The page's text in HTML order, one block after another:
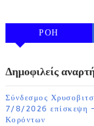
ΡΟΗ
Δημοφιλείς
Σύνδεσμος
7/8/2026 επίσκεψη
Κορόντων